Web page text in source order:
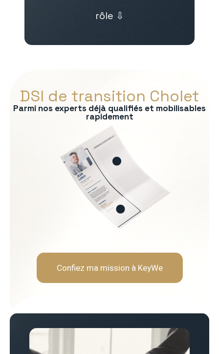
rôle ⇩
DSI de transition Cholet
Parmi nos experts déjà qualifiés et mobilisables
rapidement
Soft Skills recherchées :
Vision stratégique et sens
Capacité à vulgariser les
Rigueur et orienté
Confiez ma mission à KeyWe